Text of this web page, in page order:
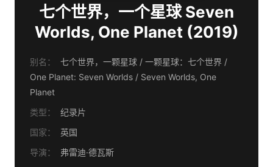
七个世界，一个星球 Seven
Worlds, One Planet (2019)
别名：
七个世界，一颗星球 / 一颗星球：七个世界 /
One Planet: Seven Worlds / Seven Worlds, One
Planet
类型：
纪录片
国家：
英国
导演：
弗雷迪·德瓦斯